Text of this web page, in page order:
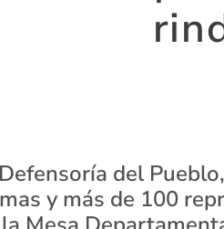
del
y más de 100